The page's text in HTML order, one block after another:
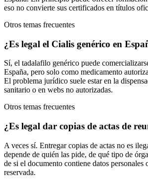
eso no convierte sus certificados en títulos
Otros temas frecuentes
¿Es legal el Cialis genérico en
Sí, el tadalafilo genérico puede
España, pero solo como medicamento
El problema jurídico suele estar en la
sanitario o en webs no autorizadas.
Otros temas frecuentes
¿Es legal dar copias de actas de
A veces sí. Entregar copias de actas no es
depende de quién las pide, de qué tipo de
de si el documento contiene datos personales
reservada.